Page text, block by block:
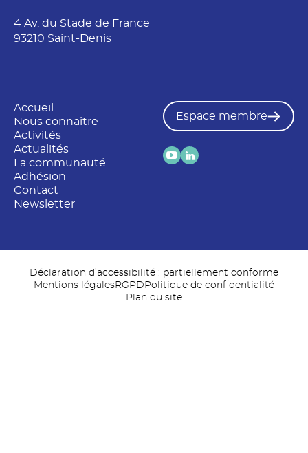
4 Av. du Stade de France
93210 Saint-Denis
Accueil
Nous connaître
Activités
Actualités
La communauté
Adhésion
Contact
Newsletter
Espace membre
Déclaration d’accessibilité : partiellement conforme
Mentions légalesRGPD Politique de confidentialité
Plan du site